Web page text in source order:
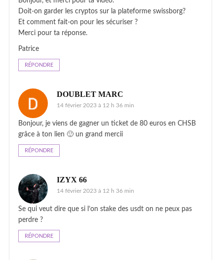
Doit-on garder les cryptos sur la plateforme swissborg?
Et comment fait-on pour les sécuriser ?
Merci pour ta réponse.
Patrice
RÉPONDRE
DOUBLET MARC
14 février 2023 à 12 h 36 min
Bonjour, je viens de gagner un ticket de 80 euros en CHSB
grâce à ton lien 🙂 un grand mercii
RÉPONDRE
IZYX 66
14 février 2023 à 12 h 36 min
Se qui veut dire que si l’on stake des usdt on ne peux pas
perdre ?
RÉPONDRE